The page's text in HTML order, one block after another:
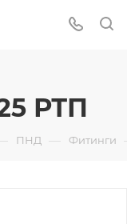
РТП
ПНД — Фитинги